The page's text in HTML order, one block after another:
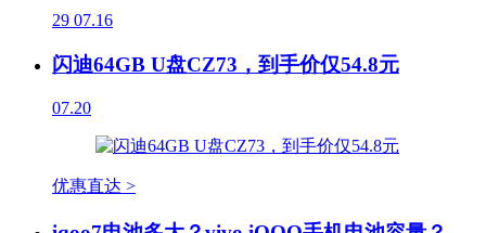
29 07.16
闪迪64GB U盘CZ73，到手价仅54.8元
07.20
优惠直达 >